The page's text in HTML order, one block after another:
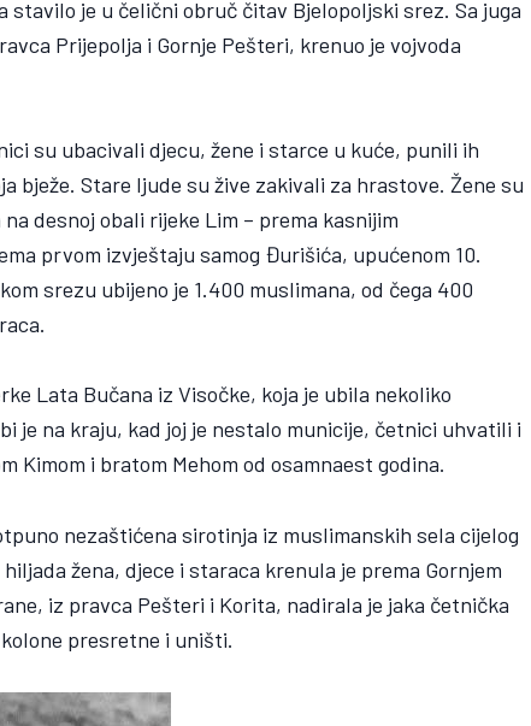
je u čelični obruč čitav Bjelopoljski srez. Sa juga
Prijepolja i Gornje Pešteri, krenuo je vojvoda
su ubacivali djecu, žene i starce u kuće, punili ih
bježe. Stare ljude su žive zakivali za hrastove. Žene su
desnoj obali rijeke Lim – prema kasnijim
prvom izvještaju samog Đurišića, upućenom 10.
srezu ubijeno je 1.400 muslimana, od čega 400
Lata Bučana iz Visočke, koja je ubila nekoliko
je na kraju, kad joj je nestalo municije, četnici uhvatili i
Kimom i bratom Mehom od osamnaest godina.
nezaštićena sirotinja iz muslimanskih sela cijelog
žena, djece i staraca krenula je prema Gornjem
iz pravca Pešteri i Korita, nadirala je jaka četnička
presretne i uništi.